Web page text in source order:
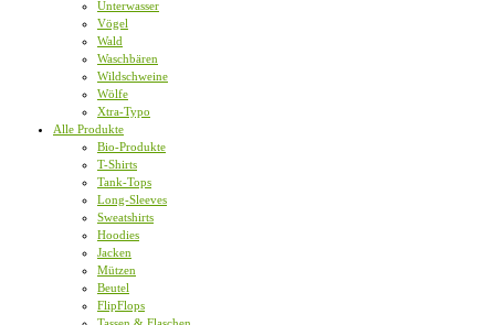
Unterwasser
Vögel
Wald
Waschbären
Wildschweine
Wölfe
Xtra-Typo
Alle Produkte
Bio-Produkte
T-Shirts
Tank-Tops
Long-Sleeves
Sweatshirts
Hoodies
Jacken
Mützen
Beutel
FlipFlops